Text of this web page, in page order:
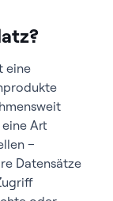
eine
Art
–
Datensätze